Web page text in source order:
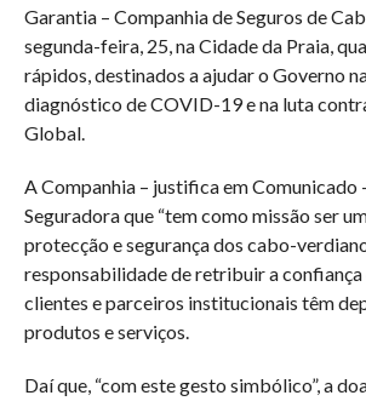
Garantia – Companhia de Seguros de
segunda-feira, 25, na Cidade da Praia,
rápidos, destinados a ajudar o Governo
diagnóstico de COVID-19 e na luta
Global.
A Companhia – justifica em Comunicado
Seguradora que “tem como missão ser
protecção e segurança dos cabo-
responsabilidade de retribuir a confiança
clientes e parceiros institucionais têm
produtos e serviços.
Daí que, “com este gesto simbólico”, a